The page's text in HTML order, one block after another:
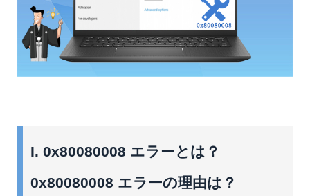
I. 0x80080008 エラーとは？
0x80080008 エラーの理由は？